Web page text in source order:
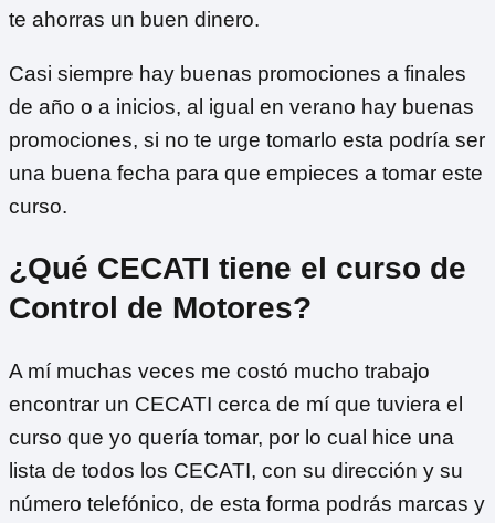
te ahorras un buen dinero.
Casi siempre hay buenas promociones a finales
de año o a inicios, al igual en verano hay buenas
promociones, si no te urge tomarlo esta podría ser
una buena fecha para que empieces a tomar este
curso.
¿Qué CECATI tiene el curso de
Control de Motores?
A mí muchas veces me costó mucho trabajo
encontrar un CECATI cerca de mí que tuviera el
curso que yo quería tomar, por lo cual hice una
lista de todos los CECATI, con su dirección y su
número telefónico, de esta forma podrás marcas y